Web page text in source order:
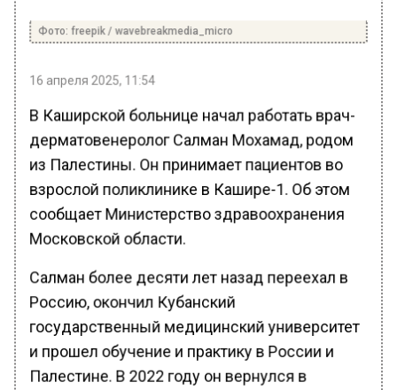
Фото: freepik / wavebreakmedia_micro
16 апреля 2025, 11:54
В Каширской больнице начал работать врач-
дерматовенеролог Салман Мохамад, родом
из Палестины. Он принимает пациентов во
взрослой поликлинике в Кашире-1. Об этом
сообщает Министерство здравоохранения
Московской области.
Салман более десяти лет назад переехал в
Россию, окончил Кубанский
государственный медицинский университет
и прошел обучение и практику в России и
Палестине. В 2022 году он вернулся в